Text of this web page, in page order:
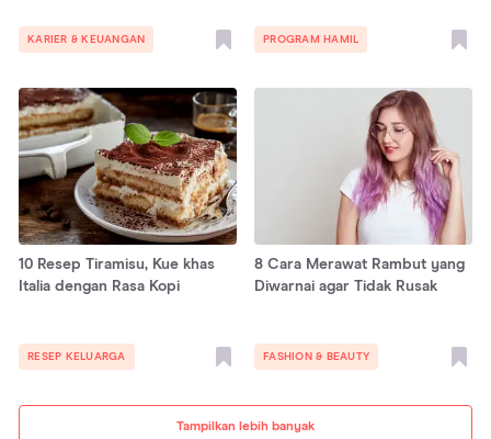
Tampilkan lebih banyak
KARIER & KEUANGAN PROGRAM HAMIL
10 Resep Tiramisu, Kue khas
Italia dengan Rasa Kopi
RESEP KELUARGA
8 Cara Merawat Rambut yang
Diwarnai agar Tidak Rusak
FASHION & BEAUTY